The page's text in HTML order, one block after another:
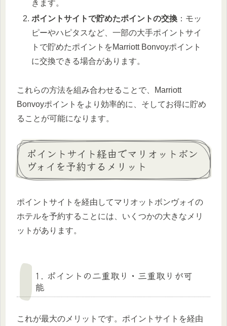
きます。
ポイントサイトで貯めたポイントの交換 ：モッ
ピーやハピタスなど、一部の大手ポイントサイ
トで貯めたポイントをMarriott Bonvoyポイント
に交換できる場合があります。
これらの方法を組み合わせることで、Marriott
Bonvoyポイントをより効率的に、そしてお得に貯め
ることが可能になります。
ポイントサイト経由でマリオットボン
ヴォイを予約するメリット
ポイントサイトを経由してマリオットボンヴォイの
ホテルを予約することには、いくつかの大きなメリ
ットがあります。
1. ポイントの二重取り・三重取りが可
能
これが最大のメリットです。ポイントサイトを経由